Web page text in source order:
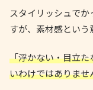
スタイリッシュで
すが、素材感という
「浮かない・目立
いわけではありませ